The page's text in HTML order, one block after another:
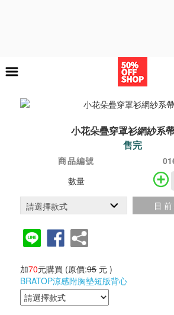
小花朵疊穿罩衫網紗系
售完
商品編號
數量
目
加70元購買 (原價:95 元 )
BRATOP涼感附胸墊短版背心